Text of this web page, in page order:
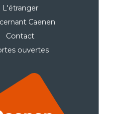
L'étranger
Caenen
Contact
ouvertes